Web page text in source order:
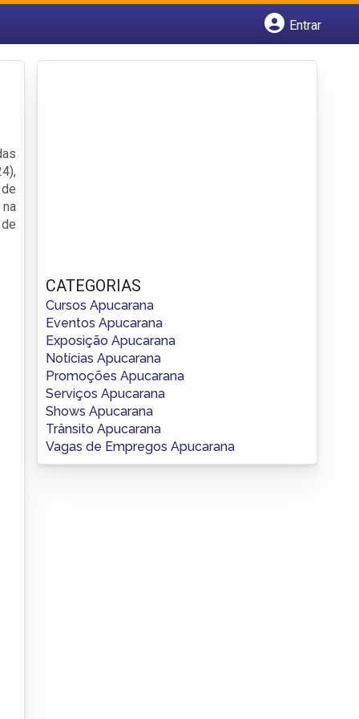
Entrar
CATEGORIAS
Cursos Apucarana
Eventos Apucarana
Exposição Apucarana
Notícias Apucarana
Promoções Apucarana
Serviços Apucarana
Shows Apucarana
Trânsito Apucarana
Vagas de Empregos Apucarana